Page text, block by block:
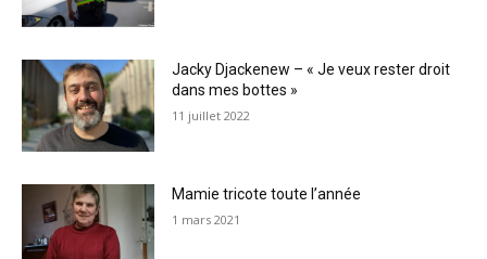
Jacky Djackenew – « Je veux rester droit
dans mes bottes »
11 juillet 2022
Mamie tricote toute l’année
1 mars 2021